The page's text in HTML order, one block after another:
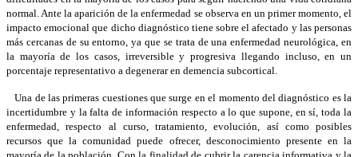
normal. Ante la aparición de la enfermedad se observa en un primer momento, el
impacto emocional que dicho diagnóstico tiene sobre el afectado y las personas
más cercanas de su entorno, ya que se trata de una enfermedad neurológica, en
la mayoría de los casos, irreversible y progresiva llegando incluso, en un
porcentaje representativo a degenerar en demencia subcortical.
Una de las primeras cuestiones que surge en el momento del diagnóstico es la
incertidumbre y la falta de información respecto a lo que supone, en sí, toda la
enfermedad, respecto al curso, tratamiento, evolución, así como posibles
recursos que la comunidad puede ofrecer, desconocimiento presente en la